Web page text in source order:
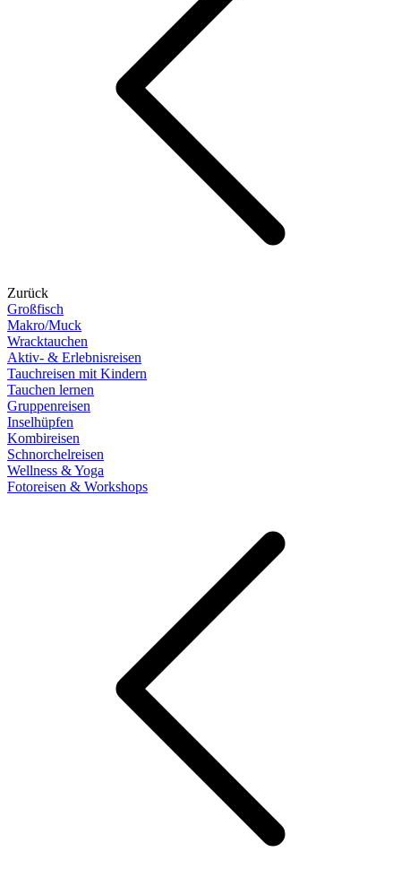
Zurück
Großfisch
Makro/Muck
Wracktauchen
Aktiv- & Erlebnisreisen
Tauchreisen mit Kindern
Tauchen lernen
Gruppenreisen
Inselhüpfen
Kombireisen
Schnorchelreisen
Wellness & Yoga
Fotoreisen & Workshops